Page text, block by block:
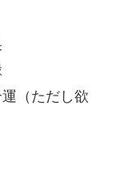
（ただし欲